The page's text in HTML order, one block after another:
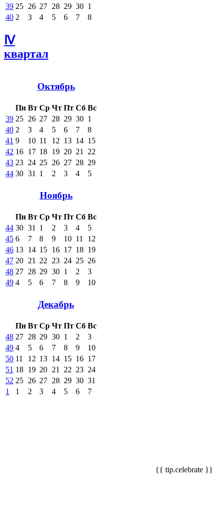
39 25 26 27 28 29 30 1
40 2 3 4 5 6 7 8
Ⅳ
квартал
Октябрь
Пн Вт Ср Чт Пт Сб Вс
39 25 26 27 28 29 30 1
40 2 3 4 5 6 7
8
41 9 10 11 12 13 14 15
42 16 17 18 19 20 21
22
43 23 24 25 26 27 28 29
44 30 31 1 2 3 4 5
Ноябрь
Пн Вт Ср Чт Пт Сб Вс
44 30 31 1 2 3 4
5
45 6 7 8 9 10 11
12
46 13 14 15 16 17 18 19
47 20 21 22 23 24 25 26
48 27 28 29 30 1 2
3
49 4 5 6 7 8 9 10
Декабрь
Пн Вт Ср Чт Пт Сб Вс
48 27 28 29 30 1 2
3
49 4 5 6 7 8 9
10
50 11 12 13 14 15 16 17
51 18 19 20 21 22 23 24
52 25 26 27 28 29 30 31
1
1 2 3 4 5 6 7
{{ tip.celebrate }}